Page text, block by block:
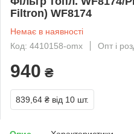
Filtron) WF8174
Немає в наявності
Код: 4410158-omx
Опт і
940 ₴
839,64 ₴ від 10 шт.